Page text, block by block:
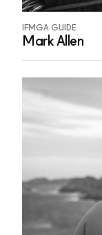
IFMGA GUIDE
Mark Allen